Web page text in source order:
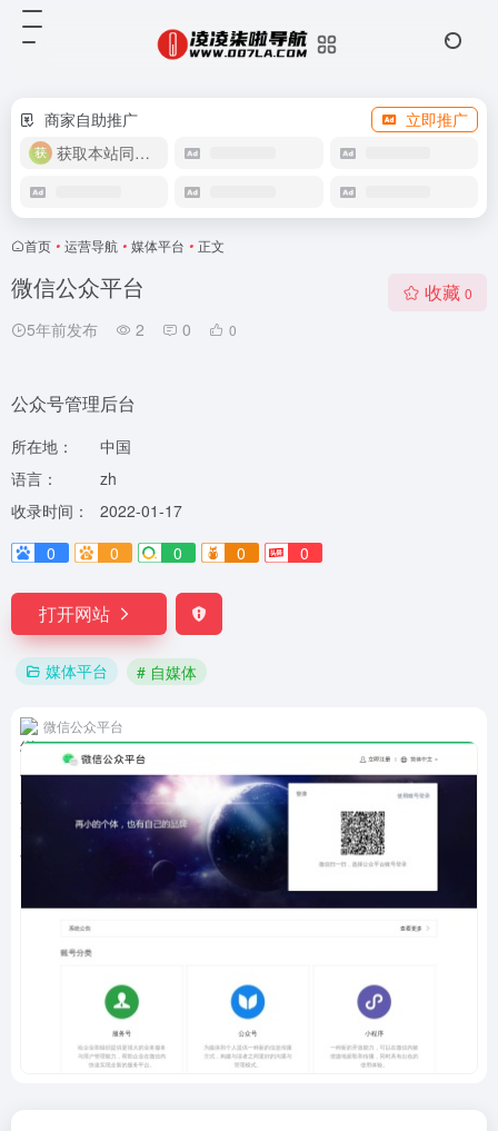
商家自助推广
立即推广
获取本站同款主题
首页 • 运营导航 • 媒体平台 • 正文
微信公众平台
5年前发布 2 0 0
收藏 0
公众号管理后台
所在地：
中国
语言：
zh
收录时间：
2022-01-17
0
0 0 0 0
打开网站
媒体平台 # 自媒体
微信公众平台